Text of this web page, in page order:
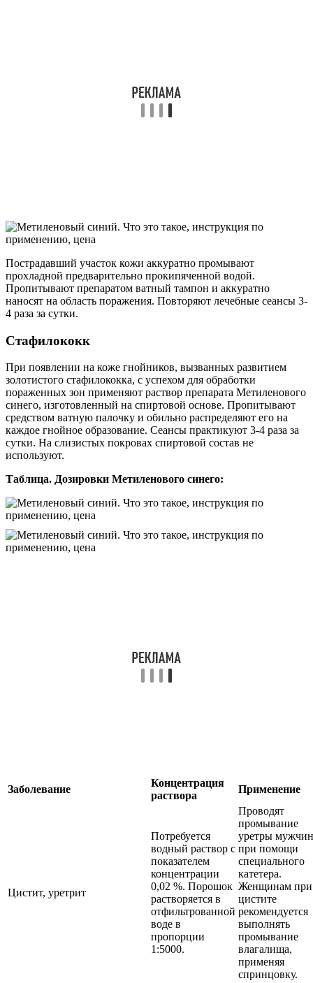
Пострадавший участок кожи аккуратно промывают
прохладной предварительно прокипяченной водой.
Пропитывают препаратом ватный тампон и аккуратно
наносят на область поражения. Повторяют лечебные сеансы 3-
4 раза за сутки.
Стафилококк
При появлении на коже гнойников, вызванных развитием
золотистого стафилококка, с успехом для обработки
пораженных зон применяют раствор препарата Метиленового
синего, изготовленный на спиртовой основе. Пропитывают
средством ватную палочку и обильно распределяют его на
каждое гнойное образование. Сеансы практикуют 3-4 раза за
сутки. На слизистых покровах спиртовой состав не
используют.
Таблица. Дозировки Метиленового синего:
Заболевание
Концентрация
раствора
Применение
Цистит, уретрит
Потребуется
водный раствор с
показателем
концентрации
0,02 %. Порошок
растворяется в
отфильтрованной
воде в
пропорции
1:5000.
Проводят
промывание
уретры мужчин
при помощи
специального
катетера.
Женщинам при
цистите
рекомендуется
выполнять
промывание
влагалища,
применяя
спринцовку.